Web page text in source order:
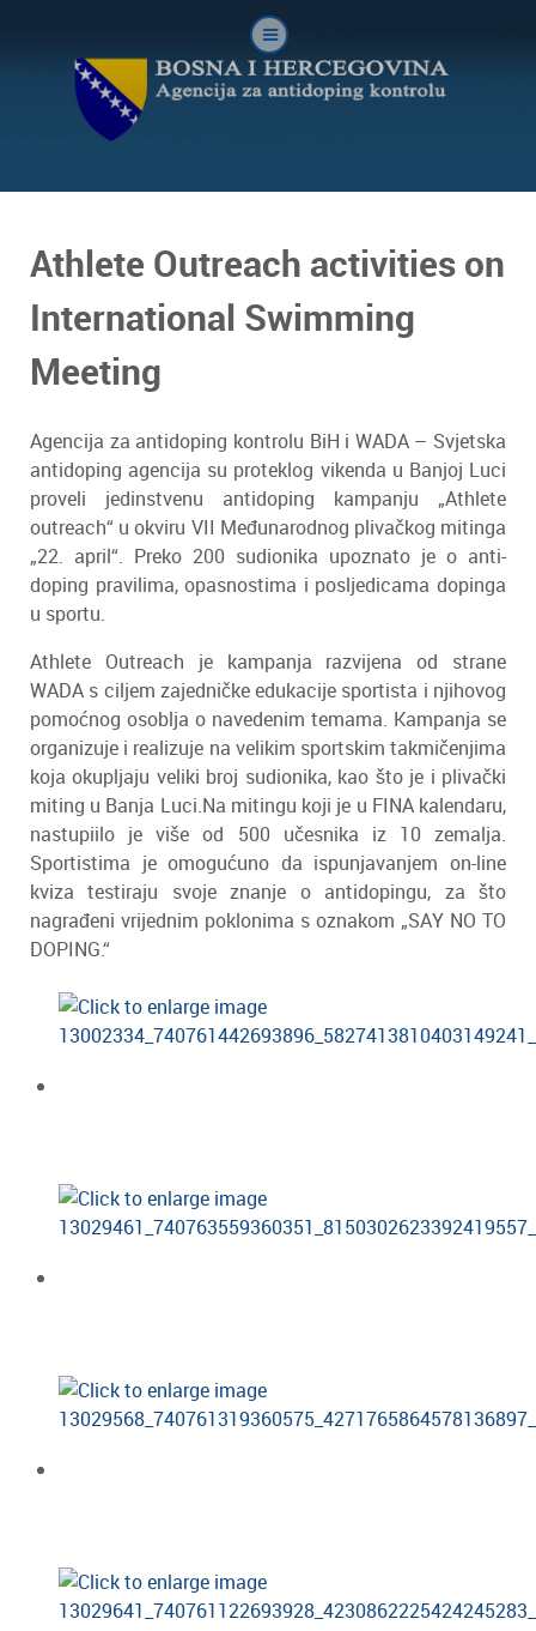
Athlete Outreach activities on
International Swimming
Meeting
Agencija za antidoping kontrolu BiH i WADA – Svjetska
antidoping agencija su proteklog vikenda u Banjoj Luci
proveli jedinstvenu antidoping kampanju „Athlete
outreach“ u okviru VII Međunarodnog plivačkog mitinga
„22. april“. Preko 200 sudionika upoznato je o anti-
doping pravilima, opasnostima i posljedicama dopinga
u sportu.
Athlete Outreach je kampanja razvijena od strane
WADA s ciljem zajedničke edukacije sportista i njihovog
pomoćnog osoblja o navedenim temama. Kampanja se
organizuje i realizuje na velikim sportskim takmičenjima
koja okupljaju veliki broj sudionika, kao što je i plivački
miting u Banja Luci.Na mitingu koji je u FINA kalendaru,
nastupiilo je više od 500 učesnika iz 10 zemalja.
Sportistima je omogućuno da ispunjavanjem on-line
kviza testiraju svoje znanje o antidopingu, za što
nagrađeni vrijednim poklonima s oznakom „SAY NO TO
DOPING.“